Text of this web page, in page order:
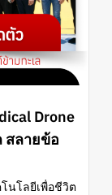
Drone
สลายข้อ
นโลยีเพื่อชีวิต